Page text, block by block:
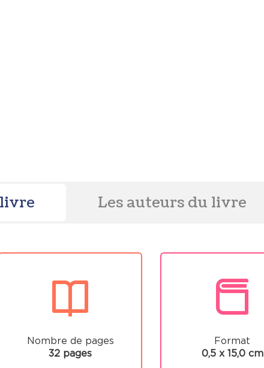
Les auteurs du livre
Nombre de pages
32 pages
Format
0,5 x 15,0 cm